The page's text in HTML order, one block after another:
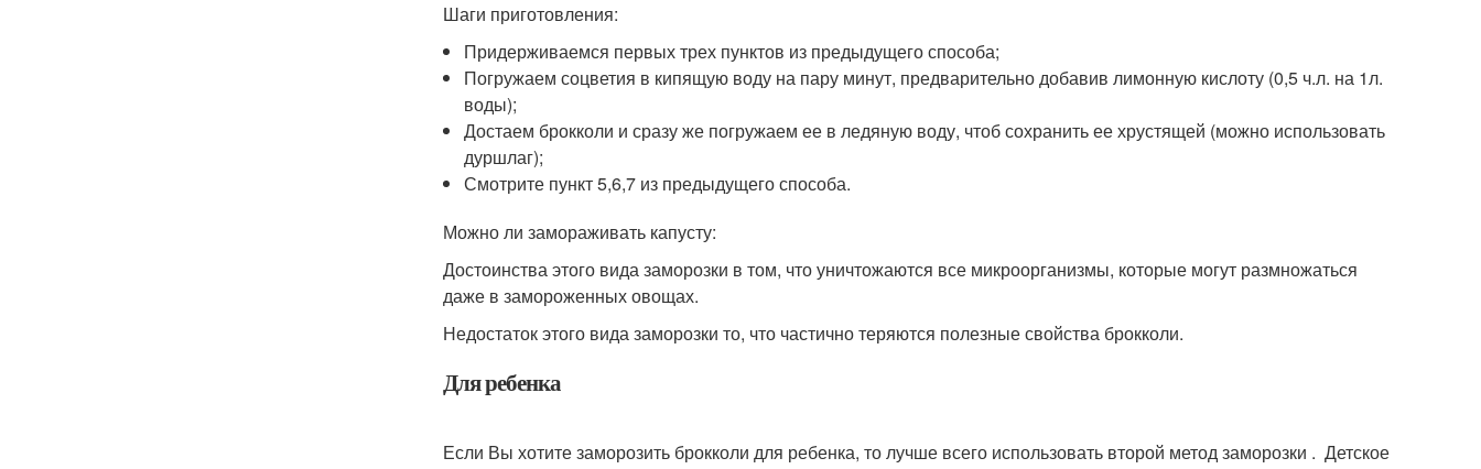
Шаги приготовления:
Придерживаемся первых трех пунктов из предыдущего способа;
Погружаем соцветия в кипящую воду на пару минут, предварительно добавив лимонную кислоту (0,5 ч.л. на 1л.
воды);
Достаем брокколи и сразу же погружаем ее в ледяную воду, чтоб сохранить ее хрустящей (можно использовать
дуршлаг);
Смотрите пункт 5,6,7 из предыдущего способа.
Можно ли замораживать капусту:
Достоинства этого вида заморозки в том, что уничтожаются все микроорганизмы, которые могут размножаться
даже в замороженных овощах.
Недостаток этого вида заморозки то, что частично теряются полезные свойства брокколи.
Для ребенка
Если Вы хотите заморозить брокколи для ребенка, то лучше всего использовать второй метод заморозки . Детское